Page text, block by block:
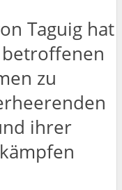
Taguig hat
zu
ihrer